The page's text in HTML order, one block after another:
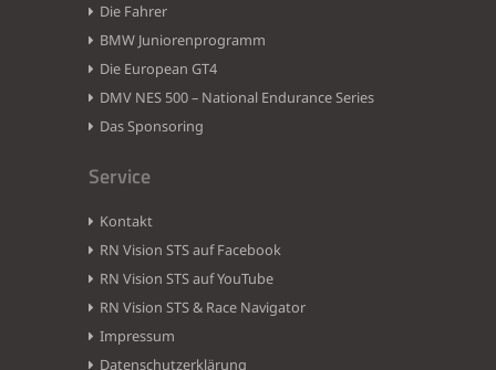
Die Fahrer
BMW Juniorenprogramm
Die European GT4
DMV NES 500 – National Endurance Series
Das Sponsoring
Service
Kontakt
RN Vision STS auf Facebook
RN Vision STS auf YouTube
RN Vision STS & Race Navigator
Impressum
Datenschutzerklärung